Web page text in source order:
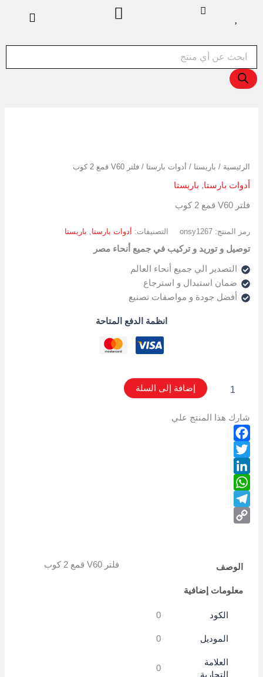
search
الرئيسية / باريستا / أدوات بارستا / فلتر V60 قمع 2 كوب
أدوات بارستا, باريستا
فلتر V60 قمع 2 كوب
رمز المنتج:onsy1267 التصنيفات: أدوات بارستا باريستا
توصيل و توريد و تركيب في جميع أنحاء مصر
التصدير الي جميع أنحاء العالم
ضمان استبدال و استرجاع
أفضل جودة و مواصفات تصنيع
انظمة الدفع المتاحة
كوب
إضافة إلى السلة
شارك هذا المنتج علي
Facebook
Twitter
LinkedIn
WhatsApp
Telegram
الوصف
معلومات إضافية
فلتر V60 قمع 2 كوب
الكود 0
الموديل 0
العلامة
التجارية
0